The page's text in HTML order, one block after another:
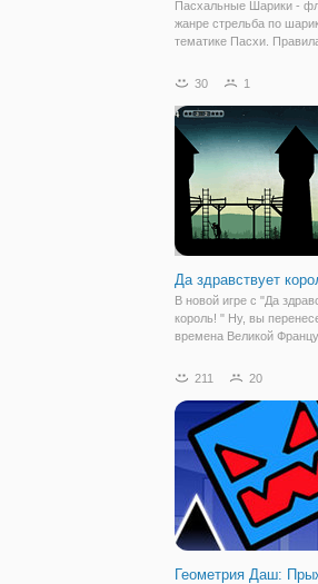
Пасхальные Шарики -
жанре стрельба по
тематике Пасхи.
играть бесплатно. Для
выстреливайте их так,
составить вместе
30 1
Да здравствует
В новой игре с "Да
король! " Ну, вы
времена Великой
буржуазии удалось
смертью. Аристократы и
211 20
Геометрия Даш: